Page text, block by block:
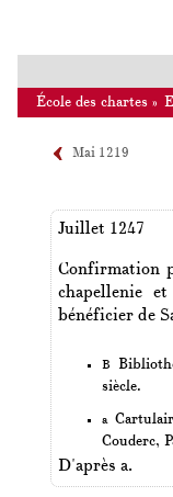
École des chartes »
Mai 1219
Juillet 1247
Confirmation
chapellenie
bénéficier de
B
siècle.
a
Couderc,
D'après a.